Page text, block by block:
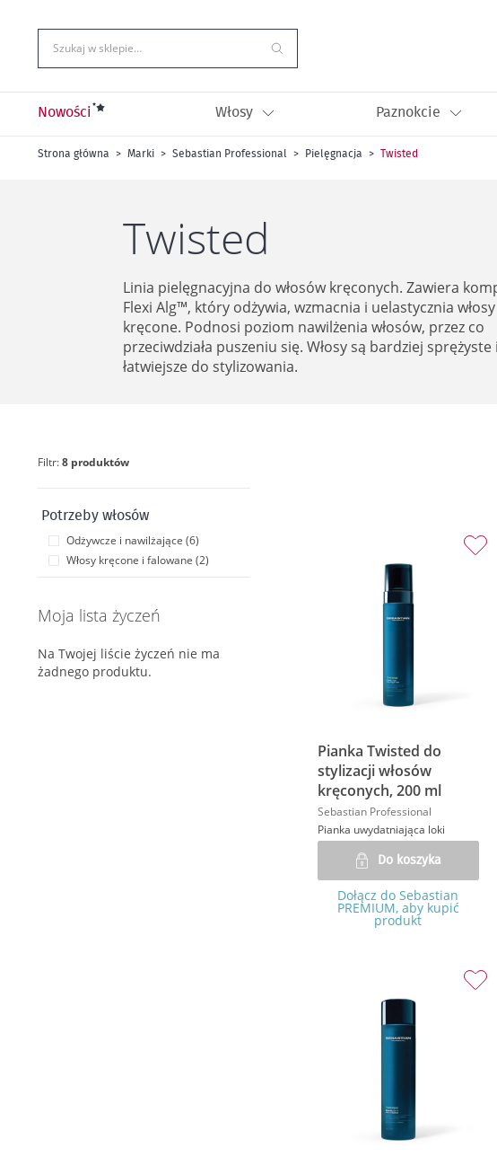
do
treści
Szukaj w sklepie…
Nowości Włosy Paznokcie
Strona główna Marki Sebastian Professional Pielęgnacja Twisted
Twisted
Linia pielęgnacyjna do włosów kręconych. Zawiera
Flexi Alg™, który odżywia, wzmacnia i uelastycznia włosy
kręcone. Podnosi poziom nawilżenia włosów, przez co
przeciwdziała puszeniu się. Włosy są bardziej sprężyste i
łatwiejsze do stylizowania.
Pianka Twisted do
stylizacji włosów
kręconych, 200 ml
Sebastian Professional
Pianka uwydatniająca loki
Do koszyka
Dołącz do Sebastian
PREMIUM, aby kupić
produkt
Filtr:8 produktów
Potrzeby włosów
Odżywcze i nawilżające (6)
Włosy kręcone i falowane (2)
Moja lista życzeń
Na Twojej liście życzeń nie ma
żadnego produktu.